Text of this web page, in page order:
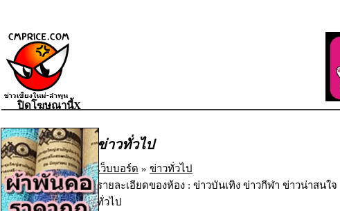
ข่าวทั่วไป
เว็บบอร์ด » ข่าวทั่วไป
รายละเอียดของห้อง : ข่าวบันเทิง ข่าวกีฬา ข่าวน่าสนใจ
ทั่วไป
ปิดโฆษณานี้X